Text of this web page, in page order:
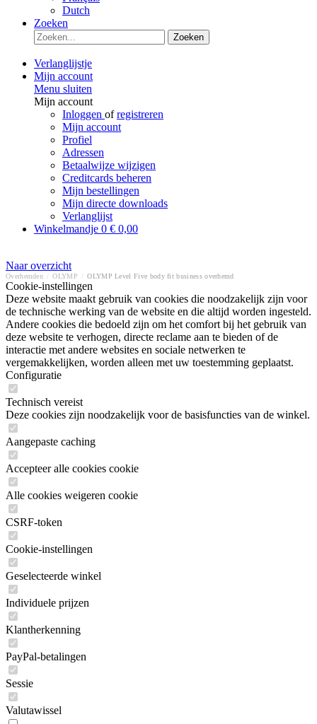
Dutch
Zoeken
Zoeken
Verlanglijstje
Mijn account
Menu sluiten
Mijn account
Inloggen ofregistreren
Mijn account
Profiel
Adressen
Betaalwijze wijzigen
Creditcards beheren
Mijn bestellingen
Mijn directe downloads
Verlanglijst
Winkelmandje 0 € 0,00
Naar overzicht
Overhemden OLYMP OLYMP Level Five body fit business overhemd
Cookie-instellingen
Deze website maakt gebruik van cookies die noodzakelijk zijn voor
de technische werking van de website en die altijd worden ingesteld.
Andere cookies die bedoeld zijn om het comfort bij het gebruik van
deze website te verhogen, directe reclame aan te bieden of de
interactie met andere websites en sociale netwerken te
vergemakkelijken, worden alleen met uw toestemming geplaatst.
Configuratie
Technisch vereist
Deze cookies zijn noodzakelijk voor de basisfuncties van de winkel.
Aangepaste caching
Accepteer alle cookies cookie
Alle cookies weigeren cookie
CSRF-token
Cookie-instellingen
Geselecteerde winkel
Individuele prijzen
Klantherkenning
PayPal-betalingen
Sessie
Valutawissel